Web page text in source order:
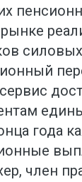
года
член